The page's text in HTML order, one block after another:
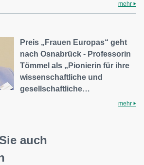
mehr
Preis „Frauen Europas“ geht
nach Osnabrück - Professorin
Tömmel als „Pionierin für ihre
wissenschaftliche und
gesellschaftliche…
mehr
auch